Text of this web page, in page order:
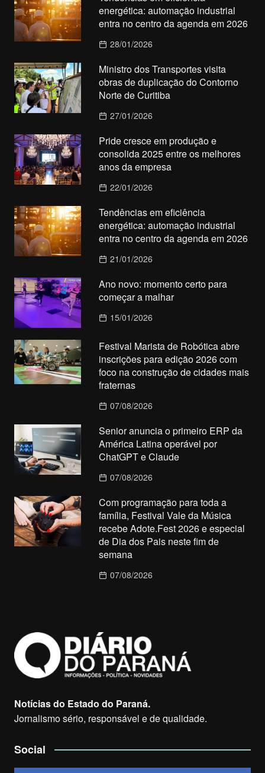
energética: automação industrial
entra no centro da agenda em 2026
28/01/2026
Ministro dos Transportes visita
obras de duplicação do Contorno
Norte de Curitiba
27/01/2026
Pride cresce em produção e
consolida 2025 entre os melhores
anos da empresa
22/01/2026
Tendências em eficiência
energética: automação industrial
entra no centro da agenda em 2026
21/01/2026
Ano novo: momento certo para
começar a malhar
15/01/2026
Festival Marista de Robótica abre
inscrições para edição 2026 com
foco na construção de cidades mais
fraternas
07/08/2026
Senior anuncia o primeiro ERP da
América Latina operável por
ChatGPT e Claude
07/08/2026
Com programação para toda a
família, Festival Vale da Música
recebe Adote.Fest 2026 e especial
de Dia dos Pais neste fim de
semana
07/08/2026
Notícias do Estado do Paraná.
Jornalismo sério, responsável e de qualidade.
Social